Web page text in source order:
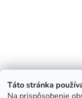
Táto stránka